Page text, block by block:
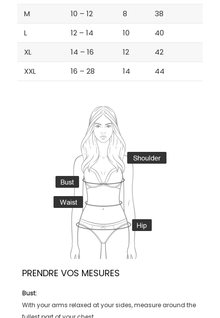
M
10 – 12 8
38
L
12 – 14 10
40
XL
14 – 16 12
42
XXL
16 – 28 14 44
PRENDRE VOS MESURES
Bust:
With your arms relaxed at your sides, measure around the